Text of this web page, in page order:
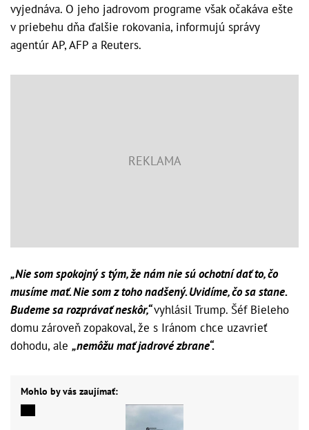
vyjednáva. O jeho jadrovom programe však očakáva ešte
v priebehu dňa ďalšie rokovania, informujú správy
agentúr AP, AFP a Reuters.
„Nie som spokojný s tým, že nám nie sú ochotní dať to, čo
musíme mať. Nie som z toho nadšený. Uvidíme, čo sa stane.
Budeme sa rozprávať neskôr,“vyhlásil Trump. Šéf Bieleho
domu zároveň zopakoval, že s Iránom chce uzavrieť
dohodu, ale „nemôžu mať jadrové zbrane“.
Mohlo by vás zaujímať: